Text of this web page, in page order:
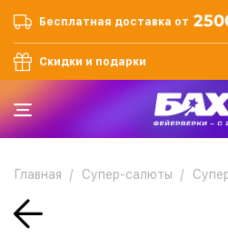
Бесплатная доставка от
Скидки и подарки
Главная Супер-салюты